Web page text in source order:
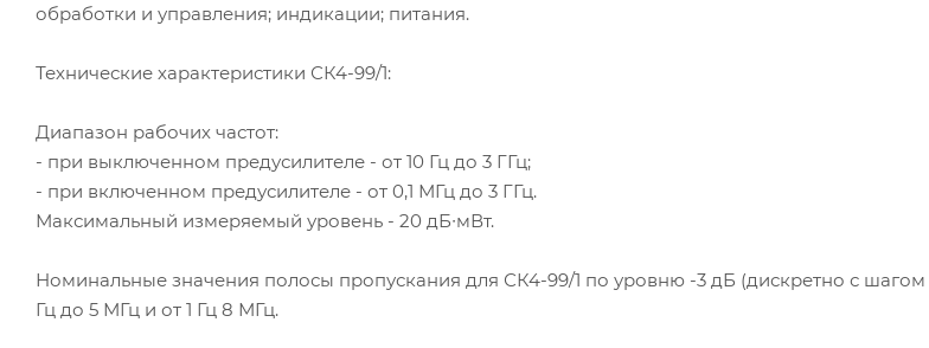
обработки и управления; индикации; питания.
Технические характеристики СК4-99/1:
Диапазон рабочих частот:
- при выключенном предусилителе - от 10 Гц до 3 ГГц;
- при включенном предусилителе - от 0,1 МГц до 3 ГГц.
Максимальный измеряемый уровень - 20 дБ∙мВт.
Номинальные значения полосы пропускания для СК4-99/1 по уровню -3 дБ (дискретно с шагом 1,
Гц до 5 МГц и от 1 Гц 8 МГц.